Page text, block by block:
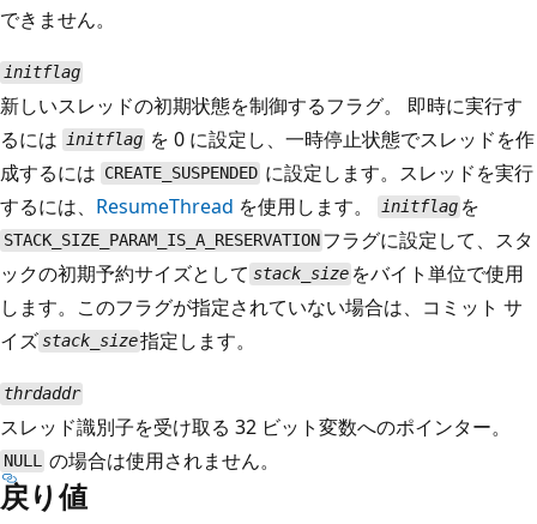
できません。
initflag
新しいスレッドの初期状態を制御するフラグ。 即時に実行す
るには initflag を 0 に設定し、一時停止状態でスレッドを作
成するには CREATE_SUSPENDED に設定します。スレッドを実行
するには、 ResumeThread を使用します。 initflag を
STACK_SIZE_PARAM_IS_A_RESERVATION フラグに設定して、スタ
ックの初期予約サイズとして stack_size をバイト単位で使用
します。このフラグが指定されていない場合は、コミット サ
イズ stack_size指定します。
thrdaddr
スレッド識別子を受け取る 32 ビット変数へのポインター。
NULL の場合は使用されません。
戻り値